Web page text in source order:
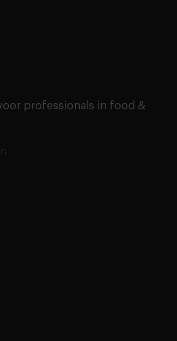
professionals in food &